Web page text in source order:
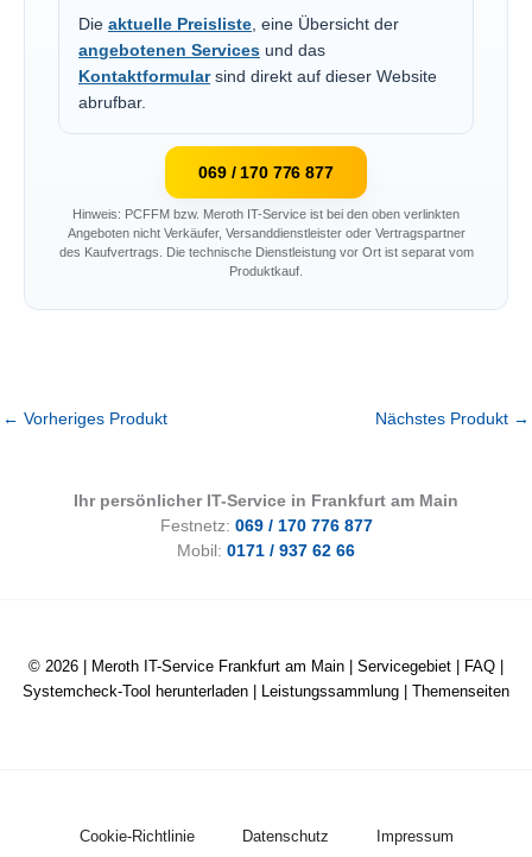
Die aktuelle Preisliste, eine Übersicht der
angebotenen Services und das
Kontaktformularsind direkt auf dieser Website
abrufbar.
069 / 170 776 877
Hinweis: PCFFM bzw. Meroth IT-Service ist bei den oben verlinkten
Angeboten nicht Verkäufer, Versanddienstleister oder Vertragspartner
des Kaufvertrags. Die technische Dienstleistung vor Ort ist separat vom
Produktkauf.
← Vorheriges Produkt Nächstes Produkt →
Ihr persönlicher IT-Service in Frankfurt am Main
Festnetz: 069 / 170 776 877
Mobil: 0171 / 937 62 66
© 2026 | Meroth IT-Service Frankfurt am Main Servicegebiet FAQ
Systemcheck-Tool herunterladen
Leistungssammlung Themenseiten
Cookie-Richtlinie Datenschutz Impressum